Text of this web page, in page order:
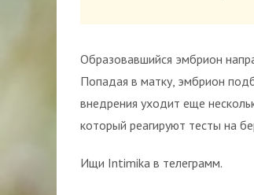
Образовавшийся эмбрион
Попадая в матку, эмбрион
внедрения уходит еще
который реагируют тесты на
Ищи Intimika в телеграмм.